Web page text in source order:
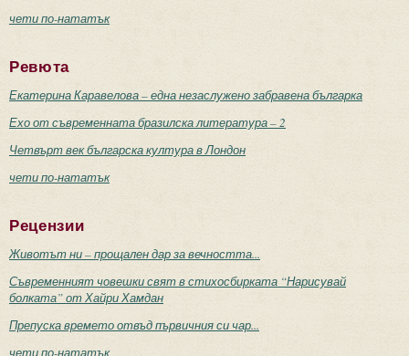
чети по-нататък
Ревюта
Екатерина Каравелова – една незаслужено забравена българка
Ехо от съвременната бразилска литература – 2
Четвърт век българска култура в Лондон
чети по-нататък
Рецензии
Животът ни – прощален дар за вечността...
Съвременният човешки свят в стихосбирката “Нарисувай
болката” от Хайри Хамдан
Препуска времето отвъд първичния си чар...
чети по-нататък